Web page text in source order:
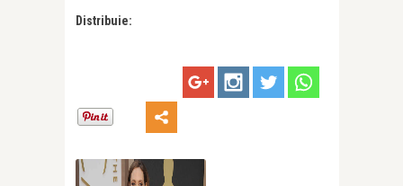
Distribuie: